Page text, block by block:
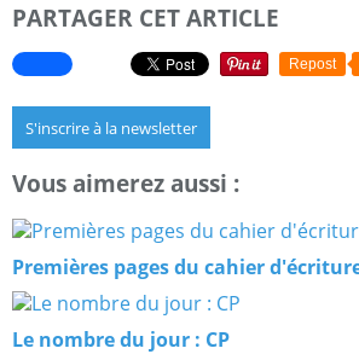
PARTAGER CET ARTICLE
Repost
S'inscrire à la newsletter
Vous aimerez aussi :
Premières pages du cahier
Le nombre du jour : CP